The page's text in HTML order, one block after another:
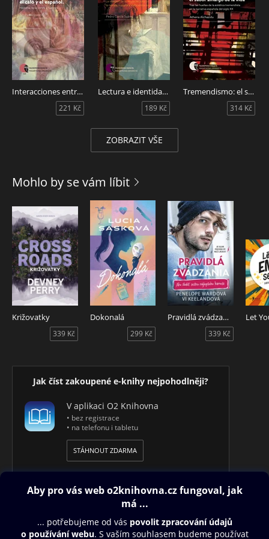
Interacciones entre el caló y el español
221 Kč
Lectura e identidad de género
189 Kč
Tremendismo: el sabor amargo de la vida
314 Kč
ZOBRAZIT VŠE
Mohlo by se vám líbit
Križovatky
339 Kč
Dokonalá
299 Kč
Pravidlá zvádzania: Ako zbaliť sestru najlepšieho kamoša
339 Kč
Jak číst zakoupené e-knihy nejpohodlněji?
V aplikaci O2 Knihovna
• bez registrace
• na telefonu i tabletu
STÁHNOUT ZDARMA
Obsah ke stažení